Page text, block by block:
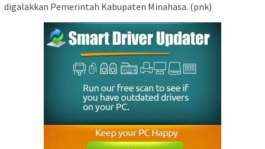
digalakkan Pemerintah Kabupaten Minahasa. (pnk)